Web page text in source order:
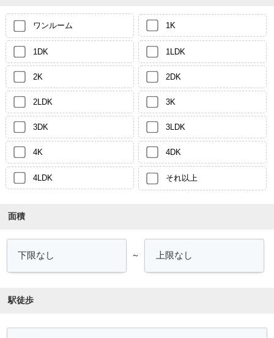
ワンルーム 1K
1DK 1LDK
2K 2DK
2LDK 3K
3DK 3LDK
4K 4DK
4LDK それ以上
面積
～
駅徒歩